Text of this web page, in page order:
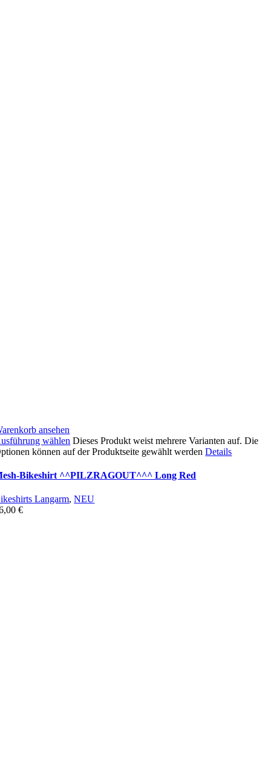
ansehen
wählen Dieses Produkt weist mehrere Varianten auf. Die
können auf der Produktseite gewählt werdenDetails
Bikeshirt ^^PILZRAGOUT^^^ Long Red
Langarm,NEU
€